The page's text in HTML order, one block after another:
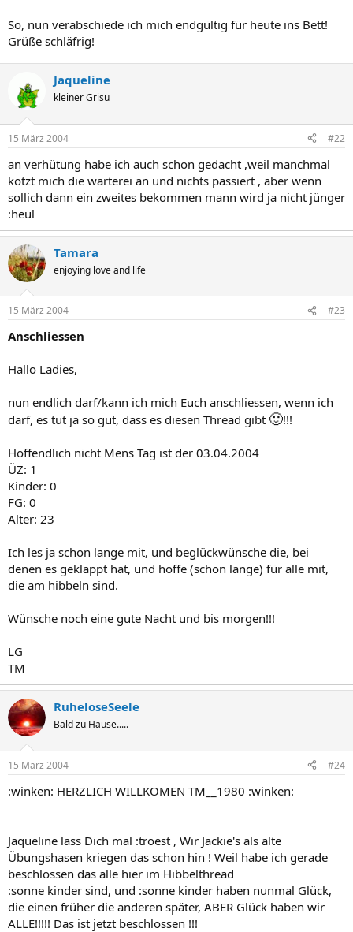
So, nun verabschiede ich mich endgültig für heute ins Bett!
Grüße schläfrig!
Jaqueline
kleiner Grisu
15 März 2004 #22
an verhütung habe ich auch schon gedacht ,weil manchmal
kotzt mich die warterei an und nichts passiert , aber wenn
sollich dann ein zweites bekommen mann wird ja nicht jünger
:heul
Tamara
enjoying love and life
15 März 2004 #23
Anschliessen
Hallo Ladies,
nun endlich darf/kann ich mich Euch anschliessen, wenn ich
darf, es tut ja so gut, dass es diesen Thread gibt 🙂!!!
Hoffendlich nicht Mens Tag ist der 03.04.2004
ÜZ: 1
Kinder: 0
FG: 0
Alter: 23
Ich les ja schon lange mit, und beglückwünsche die, bei
denen es geklappt hat, und hoffe (schon lange) für alle mit,
die am hibbeln sind.
Wünsche noch eine gute Nacht und bis morgen!!!
LG
TM
RuheloseSeele
Bald zu Hause.....
15 März 2004 #24
:winken: HERZLICH WILLKOMEN TM__1980 :winken:
Jaqueline lass Dich mal :troest , Wir Jackie's als alte
Übungshasen kriegen das schon hin ! Weil habe ich gerade
beschlossen das alle hier im Hibbelthread
:sonne kinder sind, und :sonne kinder haben nunmal Glück,
die einen früher die anderen später, ABER Glück haben wir
ALLE!!!!! Das ist jetzt beschlossen !!!